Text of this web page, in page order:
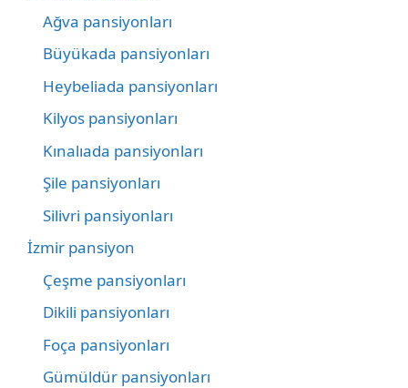
Ağva pansiyonları
Büyükada pansiyonları
Heybeliada pansiyonları
Kilyos pansiyonları
Kınalıada pansiyonları
Şile pansiyonları
Silivri pansiyonları
İzmir pansiyon
Çeşme pansiyonları
Dikili pansiyonları
Foça pansiyonları
Gümüldür pansiyonları